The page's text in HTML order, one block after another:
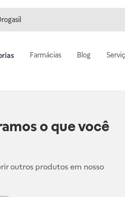
Farmácias Blog
o que você
outros produtos em nosso